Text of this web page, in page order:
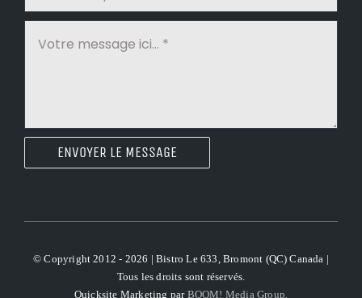
ENVOYER LE MESSAGE
© Copyright 2012 - 2026 | Bistro Le 633, Bromont (QC) Canada |
Tous les droits sont réservés.
Quicksite Marketing par BOOM! Media Group.